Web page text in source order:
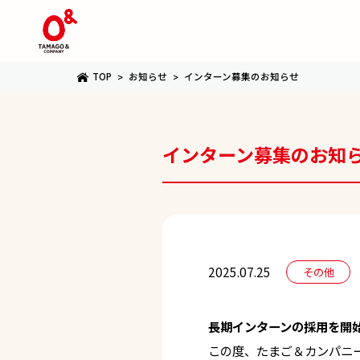
TOP お知らせ インターン募集のお知らせ
インターン募集のお知
2025.07.25 その他
長期インターンの採用を開
この度、たまご＆カンパ